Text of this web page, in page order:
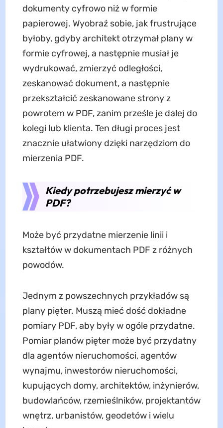
dokumenty cyfrowo niż w formie
papierowej. Wyobraź sobie, jak frustrujące
byłoby, gdyby architekt otrzymał plany w
formie cyfrowej, a następnie musiał je
wydrukować, zmierzyć odległości,
zeskanować dokument, a następnie
przekształcić zeskanowane strony z
powrotem w PDF, zanim prześle je dalej do
kolegi lub klienta. Ten długi proces jest
znacznie ułatwiony dzięki narzędziom do
mierzenia PDF.
Kiedy potrzebujesz mierzyć w
PDF?
Może być przydatne mierzenie linii i
kształtów w dokumentach PDF z różnych
powodów.
Jednym z powszechnych przykładów są
plany pięter. Muszą mieć dość dokładne
pomiary PDF, aby były w ogóle przydatne.
Pomiar planów pięter może być przydatny
dla agentów nieruchomości, agentów
wynajmu, inwestorów nieruchomości,
kupujących domy, architektów, inżynierów,
budowlańców, rzemieślników, projektantów
wnętrz, urbanistów, geodetów i wielu